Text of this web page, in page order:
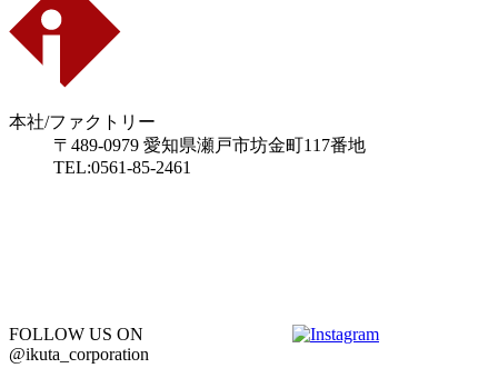
本社/ファクトリー
〒489-0979 愛知県瀬戸市坊金町117番地
TEL:0561-85-2461
FOLLOW US ON
@ikuta_corporation